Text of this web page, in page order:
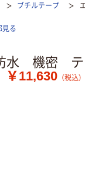
ブチルテープ
見る
水 機密 テ
￥11,630 （税込）